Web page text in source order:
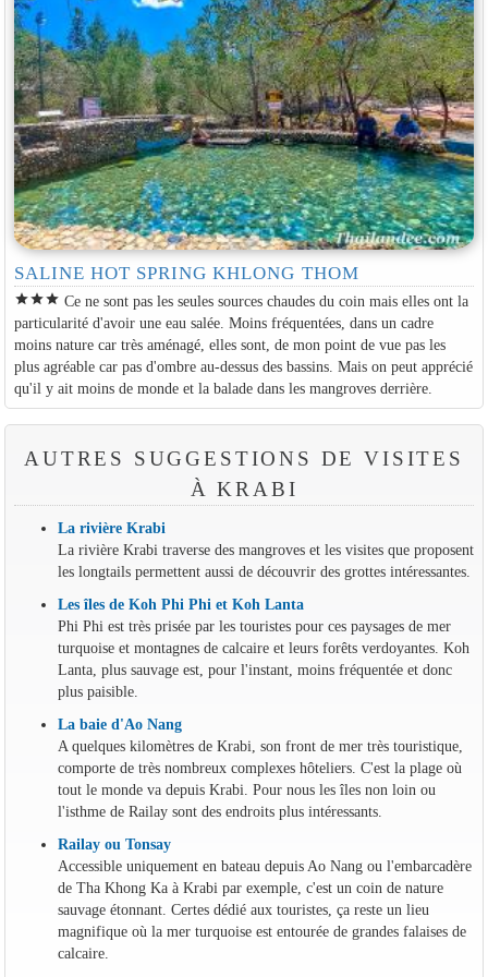
SALINE HOT SPRING KHLONG THOM
starstarstar Ce ne sont pas les seules sources chaudes du coin mais elles ont la
particularité d'avoir une eau salée. Moins fréquentées, dans un cadre
moins nature car très aménagé, elles sont, de mon point de vue pas les
plus agréable car pas d'ombre au-dessus des bassins. Mais on peut apprécié
qu'il y ait moins de monde et la balade dans les mangroves derrière.
AUTRES SUGGESTIONS DE VISITES
À KRABI
La rivière Krabi
La rivière Krabi traverse des mangroves et les visites que proposent
les longtails permettent aussi de découvrir des grottes intéressantes.
Les îles de Koh Phi Phi et Koh Lanta
Phi Phi est très prisée par les touristes pour ces paysages de mer
turquoise et montagnes de calcaire et leurs forêts verdoyantes. Koh
Lanta, plus sauvage est, pour l'instant, moins fréquentée et donc
plus paisible.
La baie d'Ao Nang
A quelques kilomètres de Krabi, son front de mer très touristique,
comporte de très nombreux complexes hôteliers. C'est la plage où
tout le monde va depuis Krabi. Pour nous les îles non loin ou
l'isthme de Railay sont des endroits plus intéressants.
Railay ou Tonsay
Accessible uniquement en bateau depuis Ao Nang ou l'embarcadère
de Tha Khong Ka à Krabi par exemple, c'est un coin de nature
sauvage étonnant. Certes dédié aux touristes, ça reste un lieu
magnifique où la mer turquoise est entourée de grandes falaises de
calcaire.